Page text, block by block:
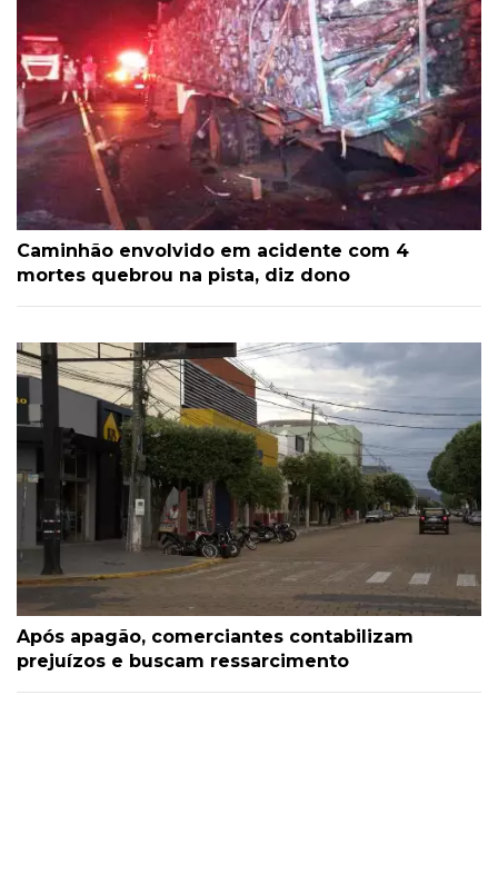
Caminhão envolvido em acidente com 4
mortes quebrou na pista, diz dono
Após apagão, comerciantes contabilizam
prejuízos e buscam ressarcimento